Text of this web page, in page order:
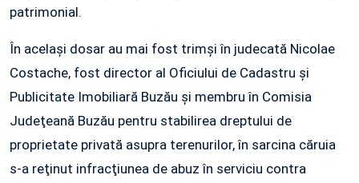
patrimonial.
În acelaşi dosar au mai fost trimşi în judecată Nicolae
Costache, fost director al Oficiului de Cadastru şi
Publicitate Imobiliară Buzău şi membru în Comisia
Judeţeană Buzău pentru stabilirea dreptului de
proprietate privată asupra terenurilor, în sarcina căruia
s-a reţinut infracţiunea de abuz în serviciu contra